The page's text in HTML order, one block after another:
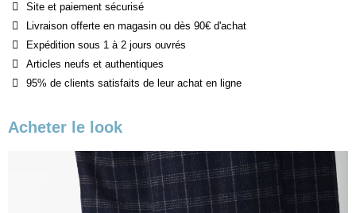
Site et paiement sécurisé
Livraison offerte en magasin ou dès 90€ d'achat
Expédition sous 1 à 2 jours ouvrés
Articles neufs et authentiques
95% de clients satisfaits de leur achat en ligne
Acheter le look